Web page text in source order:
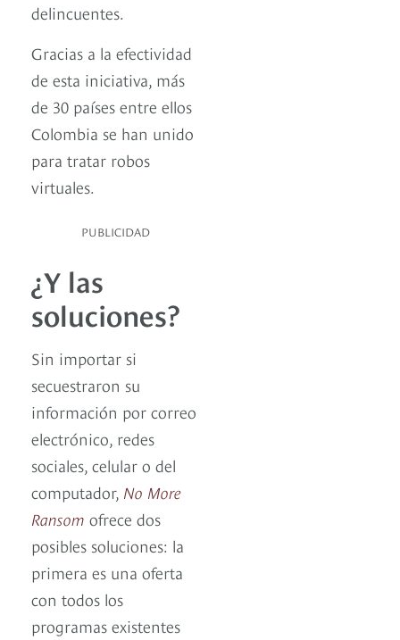
delincuentes.
Gracias a la efectividad
de esta iniciativa, más
de 30 países entre ellos
Colombia se han unido
para tratar robos
virtuales.
PUBLICIDAD
¿Y las
soluciones?
Sin importar si
secuestraron su
información por correo
electrónico, redes
sociales, celular o del
computador, No More
Ransom ofrece dos
posibles soluciones: la
primera es una oferta
con todos los
programas existentes